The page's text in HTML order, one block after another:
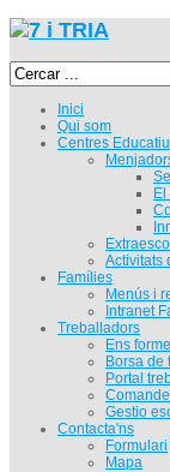
Inici
Qui som
Centres
El
Activitats
Famílies
Menús i
Intranet
Treballadors
Ens
Borsa de
Portal
Gestio
Contacta'ns
Formulari
Mapa